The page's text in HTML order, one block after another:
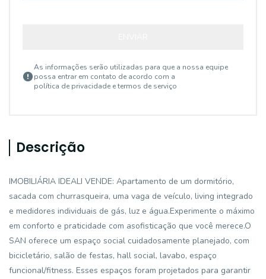
As informações serão utilizadas para que a nossa equipe
possa entrar em contato de acordo com a
política de privacidade e termos de serviço
Descrição
IMOBILIÁRIA IDEALI VENDE: Apartamento de um dormitório,
sacada com churrasqueira, uma vaga de veículo, living integrado
e medidores individuais de gás, luz e água.Experimente o máximo
em conforto e praticidade com asofisticação que você merece.O
SAN oferece um espaço social cuidadosamente planejado, com
bicicletário, salão de festas, hall social, lavabo, espaço
funcional/fitness. Esses espaços foram projetados para garantir